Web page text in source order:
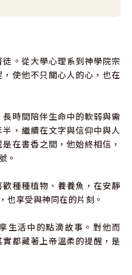
。從大學心理系到神學院宗
使他不只關心人的心，也在
時間陪伴生命中的軟弱與需
，繼續在文字與信仰中與人
在書香之間，他始終相信，
。
種種植物、養養魚，在安靜
也享受與神同在的片刻。
生活中的點滴故事。對他而
都藏著上帝溫柔的提醒，是